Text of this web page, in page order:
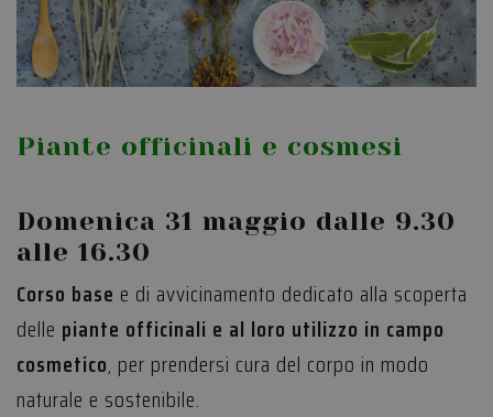
Piante officinali e cosmesi
Domenica 31 maggio dalle 9.30
alle 16.30
Corso base e di avvicinamento dedicato alla scoperta
delle piante officinali e al loro utilizzo in campo
cosmetico, per prendersi cura del corpo in modo
naturale e sostenibile.